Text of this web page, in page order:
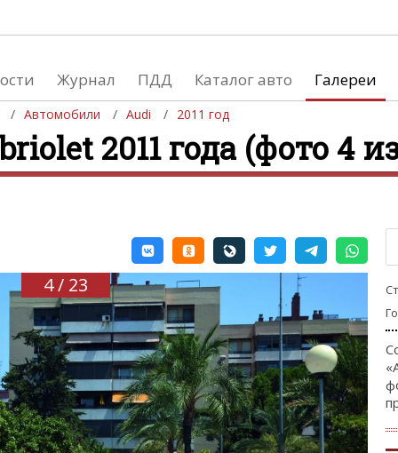
Журнал ПДД Каталог авто Галереи
Автомобили Audi 2011 год
2011 года (фото 4
и автомобили
и мото
Автосалоны
Список мировых автосалонов
4 / 23